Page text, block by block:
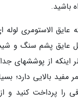
باشید.
عایق الاستومری لوله
عایق پشم سنگ و
اینکه از پوششهای
بالایی دارد؛
را پرداخت کنید و